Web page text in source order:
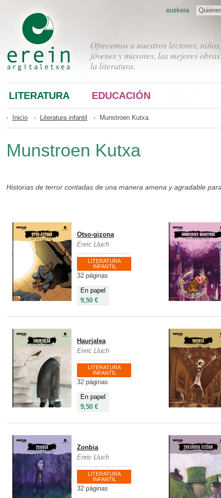
Ofrecemos a nuestros lectores, niños,
jóvenes y mayores, las mejores
la literatura.
euskera
LITERATURA EDUCACIÓN
Inicio Literatura infantil Munstroen Kutxa
Munstroen Kutxa
Historias de terror contadas de una manera amena y agradable
Otso-gizona
Enric Lluch
LITERATURA
INFANTIL
32 páginas
En papel
9,50 €
Haurjalea
Enric Lluch
LITERATURA
INFANTIL
32 páginas
En papel
9,50 €
Zonbia
Enric Lluch
LITERATURA
INFANTIL
32 páginas